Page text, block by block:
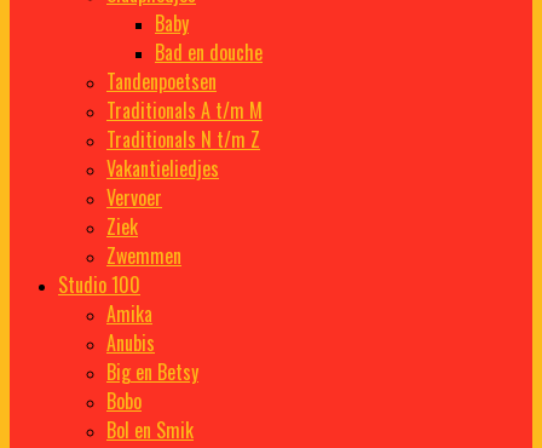
Baby
Bad en douche
Tandenpoetsen
Traditionals A t/m M
Traditionals N t/m Z
Vakantieliedjes
Vervoer
Ziek
Zwemmen
Studio 100
Amika
Anubis
Big en Betsy
Bobo
Bol en Smik